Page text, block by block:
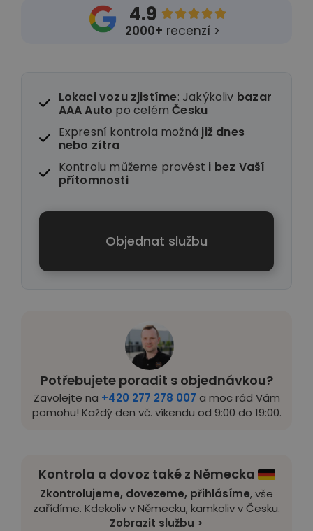
Potřebujete poradit s objednávkou?
Zavolejte na +420 277 278 007 a moc rád Vám
pomohu! Každý den vč. víkendu od 9:00 do 19:00.
Kontrola a dovoz také z Německa
Zkontrolujeme, dovezeme, přihlásíme, vše
zařídíme. Kdekoliv v Německu, kamkoliv v Česku.
Zobrazit službu >
4.9 
2000+ recenzí >
Lokaci vozu zjistíme: Jakýkoliv bazar
AAA Auto po celémČesku
Expresní kontrola možná již dnes
nebo zítra
Kontrolu můžeme provést i bez Vaší
přítomnosti
Objednat službu